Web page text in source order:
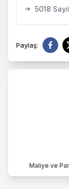
Maliye ve
➔ 5018
Paylaş: